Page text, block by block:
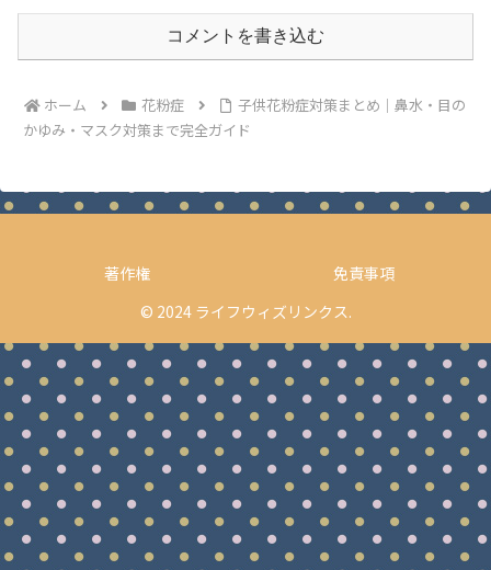
コメントを書き込む
ホーム 花粉症
子供花粉症対策まとめ｜鼻水・目の
かゆみ・マスク対策まで完全ガイド
著作権
免責事項
© 2024 ライフウィズリンクス.